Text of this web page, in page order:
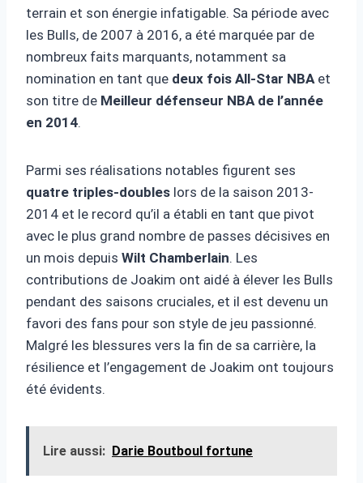
terrain et son énergie infatigable. Sa période avec
les Bulls, de 2007 à 2016, a été marquée par de
nombreux faits marquants, notamment sa
nomination en tant que deux fois All-Star NBA et
son titre de Meilleur défenseur NBA de l’année
en 2014.
Parmi ses réalisations notables figurent ses
quatre triples-doubles lors de la saison 2013-
2014 et le record qu’il a établi en tant que pivot
avec le plus grand nombre de passes décisives en
un mois depuis Wilt Chamberlain. Les
contributions de Joakim ont aidé à élever les Bulls
pendant des saisons cruciales, et il est devenu un
favori des fans pour son style de jeu passionné.
Malgré les blessures vers la fin de sa carrière, la
résilience et l’engagement de Joakim ont toujours
été évidents.
Lire aussi: Darie Boutboul fortune